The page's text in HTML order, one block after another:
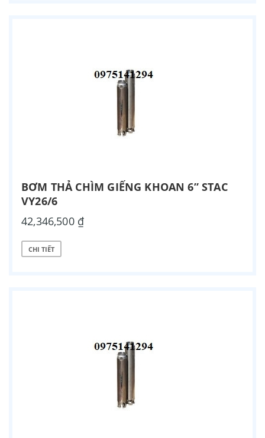
BƠM THẢ CHÌM GIẾNG KHOAN 6” STAC
VY26/6
42,346,500 ₫
CHI TIẾT